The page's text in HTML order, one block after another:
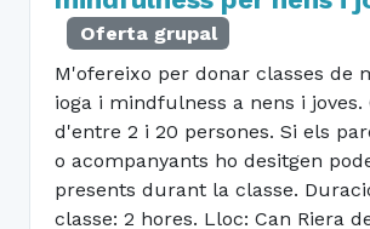
Oferta grupal
M'ofereixo per donar classes de
ioga i mindfulness a nens i joves.
d'entre 2 i 20 persones. Si els
o acompanyants ho desitgen
presents durant la classe.
classe: 2 hores. Lloc: Can Riera